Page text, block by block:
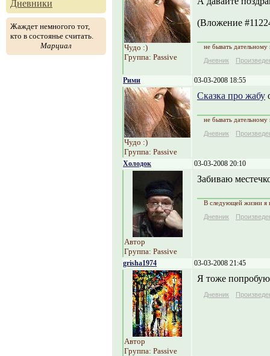
Дневники
Жаждет немногого тот,
кто в состоянье считать.
Марциал
Чудо :)
Группа: Passive
(Вложение
не бывать
Дневник
Рими 03-03-2008 18:55
Чудо :)
Группа: Passive
Сказка про жабу
не бывать
Дневник
Холодок 03-03-2008 20:10
Автор
Группа: Passive
Забиваю
В следующей жизни я
Дневник
grisha1974 03-03-2008 21:45
Автор
Группа: Passive
Я тоже
Дневник